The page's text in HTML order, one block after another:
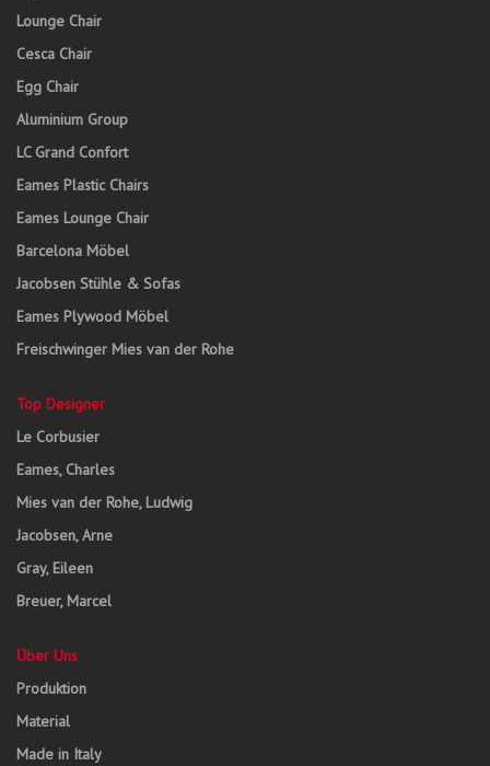
Lounge Chair
Cesca Chair
Egg Chair
Aluminium Group
LC Grand Confort
Eames Plastic Chairs
Eames Lounge Chair
Barcelona Möbel
Jacobsen Stühle & Sofas
Eames Plywood Möbel
Freischwinger Mies van der Rohe
Top Designer
Le Corbusier
Eames, Charles
Mies van der Rohe, Ludwig
Jacobsen, Arne
Gray, Eileen
Breuer, Marcel
Über Uns
Produktion
Material
Made in Italy